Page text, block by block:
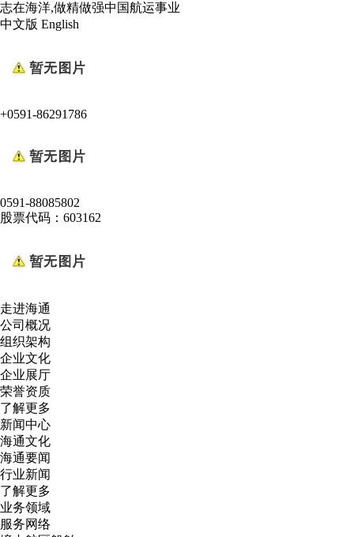
志在海洋,做精做强中国航运事业
中文版 English
+0591-86291786
0591-88085802
股票代码：603162
走进海通
公司概况
组织架构
企业文化
企业展厅
荣誉资质
了解更多
新闻中心
海通文化
海通要闻
行业新闻
了解更多
业务领域
服务网络